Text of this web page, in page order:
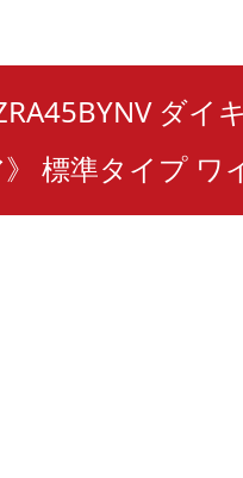
ダイ
標準タイプ ワ